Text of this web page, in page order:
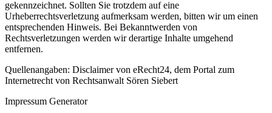
gekennzeichnet. Sollten Sie trotzdem auf eine
Urheberrechtsverletzung aufmerksam werden, bitten wir um einen
entsprechenden Hinweis. Bei Bekanntwerden von
Rechtsverletzungen werden wir derartige Inhalte umgehend
entfernen.
Quellenangaben: Disclaimer von eRecht24, dem Portal zum
Internetrecht von Rechtsanwalt Sören Siebert
Impressum Generator